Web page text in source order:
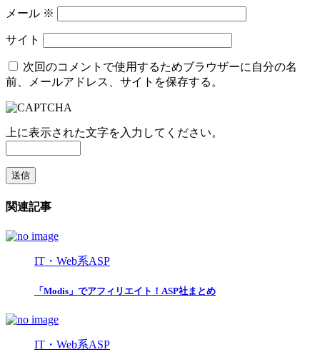
メール ※
サイト
次回のコメントで使用するためブラウザーに自分の名
前、メールアドレス、サイトを保存する。
上に表示された文字を入力してください。
関連記事
IT・Web系ASP
「Modis」でアフィリエイト！ASP社まとめ
IT・Web系ASP